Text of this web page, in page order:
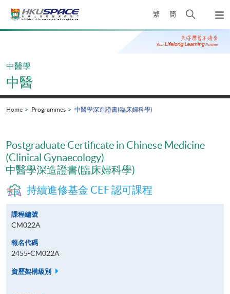
繁 簡
Open
search
panel
Main
中醫學
中醫
Home Programmes 中醫學深造證書(臨床婦科學)
Postgraduate Certificate in Chinese Medicine
(Clinical Gynaecology)
中醫學深造證書(臨床婦科學)
持續進修基金 CEF 認可課程
課程編號
CM022A
報名代碼
2455-CM022A
資歷架構級別